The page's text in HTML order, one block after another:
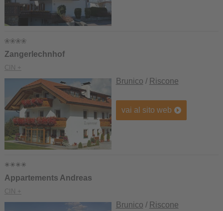
Zangerlechnhof
CIN +
Brunico / Riscone
vai al sito web
Appartements Andreas
CIN +
Brunico / Riscone